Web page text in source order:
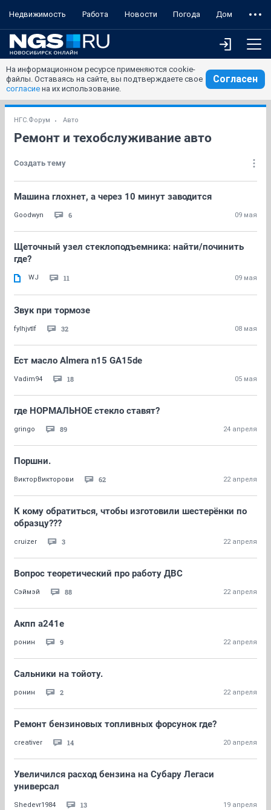
Недвижимость Работа Новости Погода Дом
На информационном ресурсе применяются cookie-
файлы. Оставаясь на сайте, вы подтверждаете свое
согласие на их использование.
Согласен
НГС.Форум Авто
Ремонт и техобслуживание авто
Создать тему
Машина глохнет, а через 10 минут заводится
Goodwyn 6 09 мая
Щеточный узел стеклоподъемника: найти/починить
где?
WJ 11 09 мая
Звук при тормозе
fylhjvtlf 32 08 мая
Ест масло Almera n15 GA15de
Vadim94 18 05 мая
где НОРМАЛЬНОЕ стекло ставят?
gringo 89 24 апреля
Поршни.
ВикторBикторови 62 22 апреля
К кому обратиться, чтобы изготовили шестерёнки по
образцу???
cruizer 3 22 апреля
Вопрос теоретический про работу ДВС
Сэймэй 88 22 апреля
Акпп а241е
ронин 9 22 апреля
Сальники на тойоту.
ронин 2 22 апреля
Ремонт бензиновых топливных форсунок где?
creativer 14 20 апреля
Увеличился расход бензина на Субару Легаси
универсал
Shedevr1984 13 19 апреля